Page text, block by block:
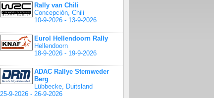
Rally van Chili
Concepción, Chili
10-9-2026 - 13-9-2026
Eurol Hellendoorn Rally
Hellendoorn
18-9-2026 - 19-9-2026
ADAC Rallye Stemweder
Berg
Lübbecke, Duitsland
25-9-2026 - 26-9-2026